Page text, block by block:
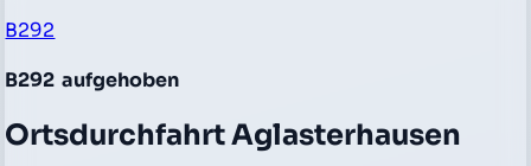
B292
B292 aufgehoben
Ortsdurchfahrt Aglasterhausen